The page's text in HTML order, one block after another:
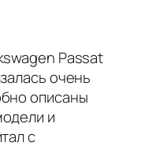
Passat
очень
описаны
и
с